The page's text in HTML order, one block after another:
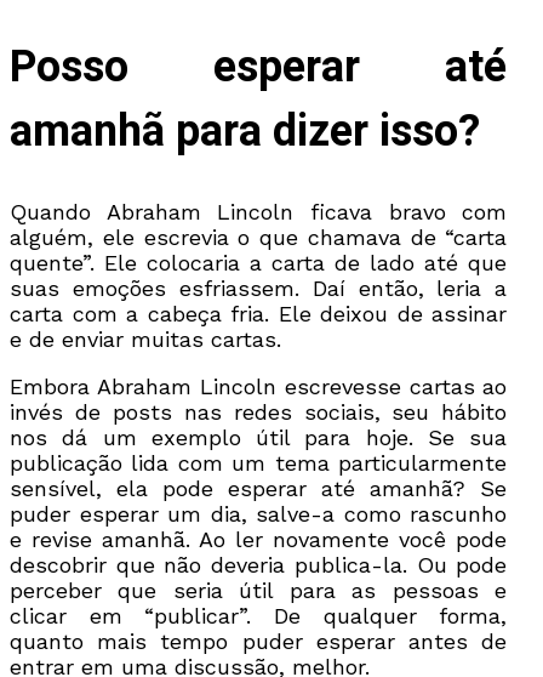
Posso esperar até
amanhã para dizer isso?
Quando Abraham Lincoln ficava bravo com
alguém, ele escrevia o que chamava de “carta
quente”. Ele colocaria a carta de lado até que
suas emoções esfriassem. Daí então, leria a
carta com a cabeça fria. Ele deixou de assinar
e de enviar muitas cartas.
Embora Abraham Lincoln escrevesse cartas ao
invés de posts nas redes sociais, seu hábito
nos dá um exemplo útil para hoje. Se sua
publicação lida com um tema particularmente
sensível, ela pode esperar até amanhã? Se
puder esperar um dia, salve-a como rascunho
e revise amanhã. Ao ler novamente você pode
descobrir que não deveria publica-la. Ou pode
perceber que seria útil para as pessoas e
clicar em “publicar”. De qualquer forma,
quanto mais tempo puder esperar antes de
entrar em uma discussão, melhor.